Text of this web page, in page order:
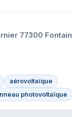
77300
aérovoltaïque
photovoltaïque